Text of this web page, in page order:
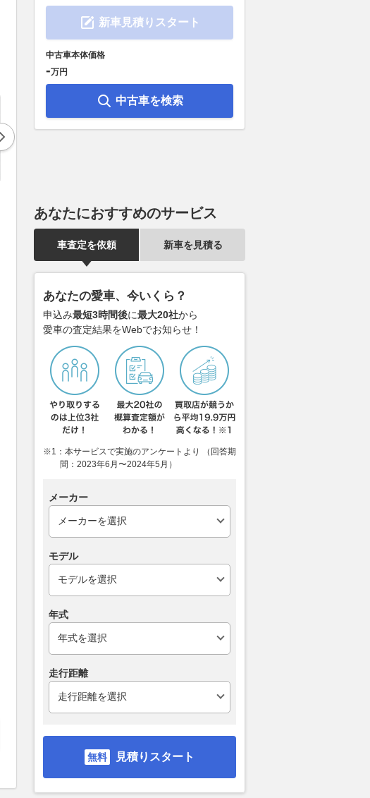
ック e-tron」で東京から京都
へ 往復1000km級ロングランで
見えた最新EVの実力とは
2026.08.07 くるまのニュース
路「渋滞」のピークはいつ？
最大予想は45km 渋滞嫌いなら
避けるべき日時と場所とは
2026.08.07 VAGUE
新車見積りスタート
中古車本体価格
-万円
中古車を検索
あなたにおすすめのサービス
車査定を依頼 新車を見積る
あなたの愛車、今いくら？
申込み最短3時間後に最大20社から
愛車の査定結果をWebでお知らせ！
※1：本サービスで実施のアンケートより （回答期
間：2023年6月〜2024年5月）
メーカー
モデル
年式
走行距離
見積りスタート